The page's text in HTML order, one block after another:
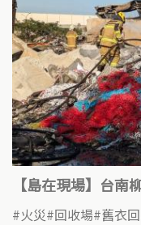
【島在現場】台南
火災 回收場 舊衣